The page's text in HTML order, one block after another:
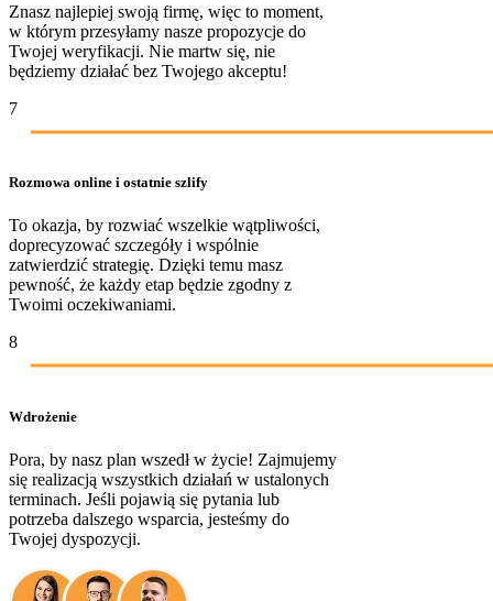
Znasz najlepiej swoją firmę, więc to moment,
w którym przesyłamy nasze propozycje do
Twojej weryfikacji. Nie martw się, nie
będziemy działać bez Twojego akceptu!
7
Rozmowa online i ostatnie szlify
To okazja, by rozwiać wszelkie wątpliwości,
doprecyzować szczegóły i wspólnie
zatwierdzić strategię. Dzięki temu masz
pewność, że każdy etap będzie zgodny z
Twoimi oczekiwaniami.
8
Wdrożenie
Pora, by nasz plan wszedł w życie! Zajmujemy
się realizacją wszystkich działań w ustalonych
terminach. Jeśli pojawią się pytania lub
potrzeba dalszego wsparcia, jesteśmy do
Twojej dyspozycji.